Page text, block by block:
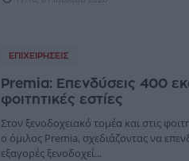
ΕΠΙΧΕΙΡΉΣΕΙΣ
Premia: Επενδύσεις 400
φοιτητικές εστίες
Στον ξενοδοχειακό τομέα και στις
ο όμιλος Premia, σχεδιάζοντας να
εξαγορές ξενοδοχεί...